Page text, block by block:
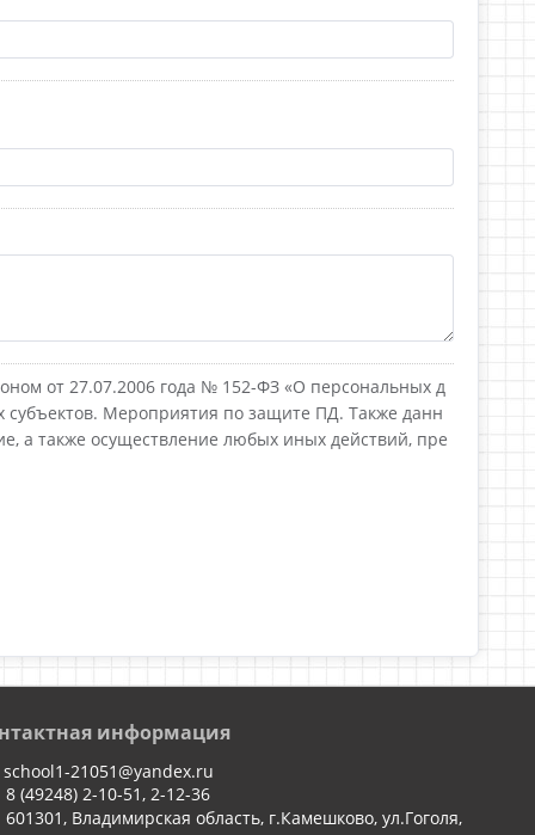
от 27.07.2006 года № 152-ФЗ «О персональных д
субъектов. Мероприятия по защите ПД. Также данн
а также осуществление любых иных действий, пре
информация
school1-21051@yandex.ru
(49248) 2-10-51, 2-12-36
601301, Владимирская область, г.Камешково, ул.Гоголя,